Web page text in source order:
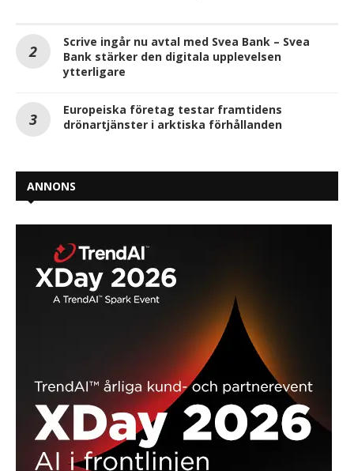
Scrive ingår nu avtal med Svea Bank – Svea
Bank stärker den digitala upplevelsen
ytterligare
Europeiska företag testar framtidens
drönartjänster i arktiska förhållanden
ANNONS